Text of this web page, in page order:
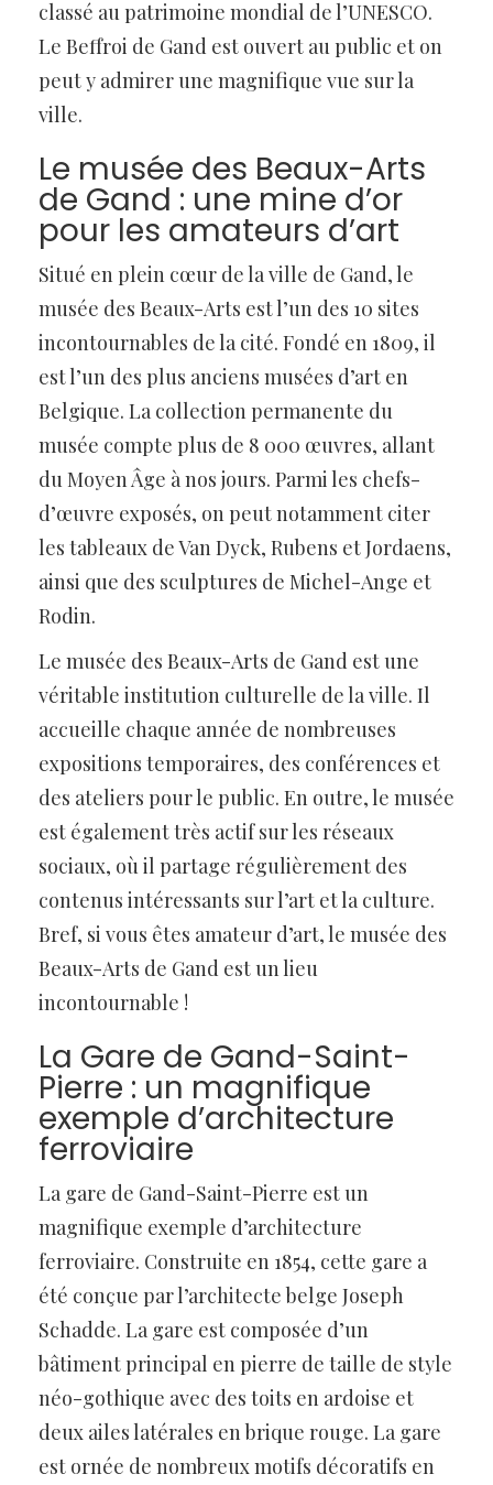
classé au patrimoine mondial de l’UNESCO.
Le Beffroi de Gand est ouvert au public et on
peut y admirer une magnifique vue sur la
ville.
Le musée des Beaux-Arts
de Gand : une mine d’or
pour les amateurs d’art
Situé en plein cœur de la ville de Gand, le
musée des Beaux-Arts est l’un des 10 sites
incontournables de la cité. Fondé en 1809, il
est l’un des plus anciens musées d’art en
Belgique. La collection permanente du
musée compte plus de 8 000 œuvres, allant
du Moyen Âge à nos jours. Parmi les chefs-
d’œuvre exposés, on peut notamment citer
les tableaux de Van Dyck, Rubens et Jordaens,
ainsi que des sculptures de Michel-Ange et
Rodin.
Le musée des Beaux-Arts de Gand est une
véritable institution culturelle de la ville. Il
accueille chaque année de nombreuses
expositions temporaires, des conférences et
des ateliers pour le public. En outre, le musée
est également très actif sur les réseaux
sociaux, où il partage régulièrement des
contenus intéressants sur l’art et la culture.
Bref, si vous êtes amateur d’art, le musée des
Beaux-Arts de Gand est un lieu
incontournable !
La Gare de Gand-Saint-
Pierre : un magnifique
exemple d’architecture
ferroviaire
La gare de Gand-Saint-Pierre est un
magnifique exemple d’architecture
ferroviaire. Construite en 1854, cette gare a
été conçue par l’architecte belge Joseph
Schadde. La gare est composée d’un
bâtiment principal en pierre de taille de style
néo-gothique avec des toits en ardoise et
deux ailes latérales en brique rouge. La gare
est ornée de nombreux motifs décoratifs en